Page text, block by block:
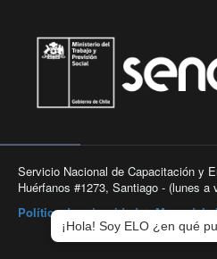
Servicio Nacional de Capacitación y
Huérfanos #1273, Santiago - (lunes
Política de privacidad|Mapa del
¡Hola! Soy ELO ¿en qué